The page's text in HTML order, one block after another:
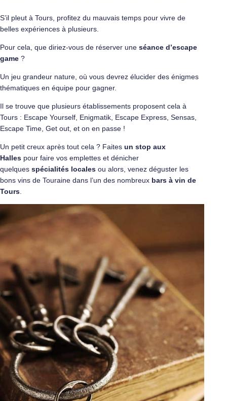
S’il pleut à Tours, profitez du mauvais temps pour vivre de
belles expériences à plusieurs.
Pour cela, que diriez-vous de réserver une séance d’escape
game ?
Un jeu grandeur nature, où vous devrez élucider des énigmes
thématiques en équipe pour gagner.
Il se trouve que plusieurs établissements proposent cela à
Tours : Escape Yourself, Enigmatik, Escape Express, Sensas,
Escape Time, Get out, et on en passe !
Un petit creux après tout cela ? Faites un stop aux
Halles pour faire vos emplettes et dénicher
quelques spécialités locales ou alors, venez déguster les
bons vins de Touraine dans l’un des nombreux bars à vin de
Tours.